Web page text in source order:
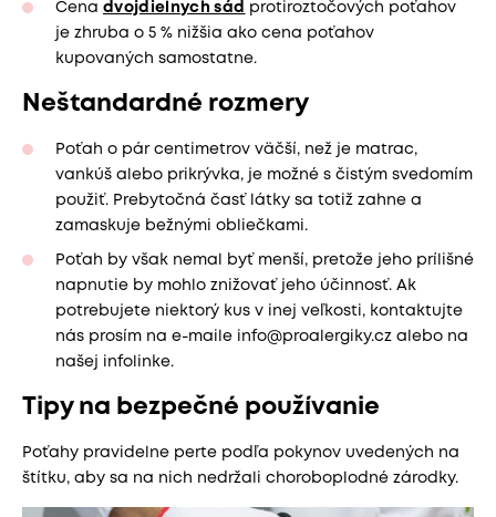
Cena dvojdielnych sád
protiroztočových poťahov
je zhruba o 5 % nižšia ako cena poťahov
kupovaných samostatne.
Neštandardné rozmery
Poťah o pár centimetrov väčší, než je matrac,
vankúš alebo prikrývka, je možné s čistým svedomím
použiť. Prebytočná časť látky sa totiž zahne a
zamaskuje bežnými obliečkami.
Poťah by však nemal byť menší, pretože jeho prílišné
napnutie by mohlo znižovať jeho účinnosť. Ak
potrebujete niektorý kus v inej veľkosti, kontaktujte
nás prosím na e-maile info@proalergiky.cz alebo na
našej infolinke.
Tipy na bezpečné používanie
Poťahy pravidelne perte podľa pokynov uvedených na
štítku, aby sa na nich nedržali choroboplodné zárodky.